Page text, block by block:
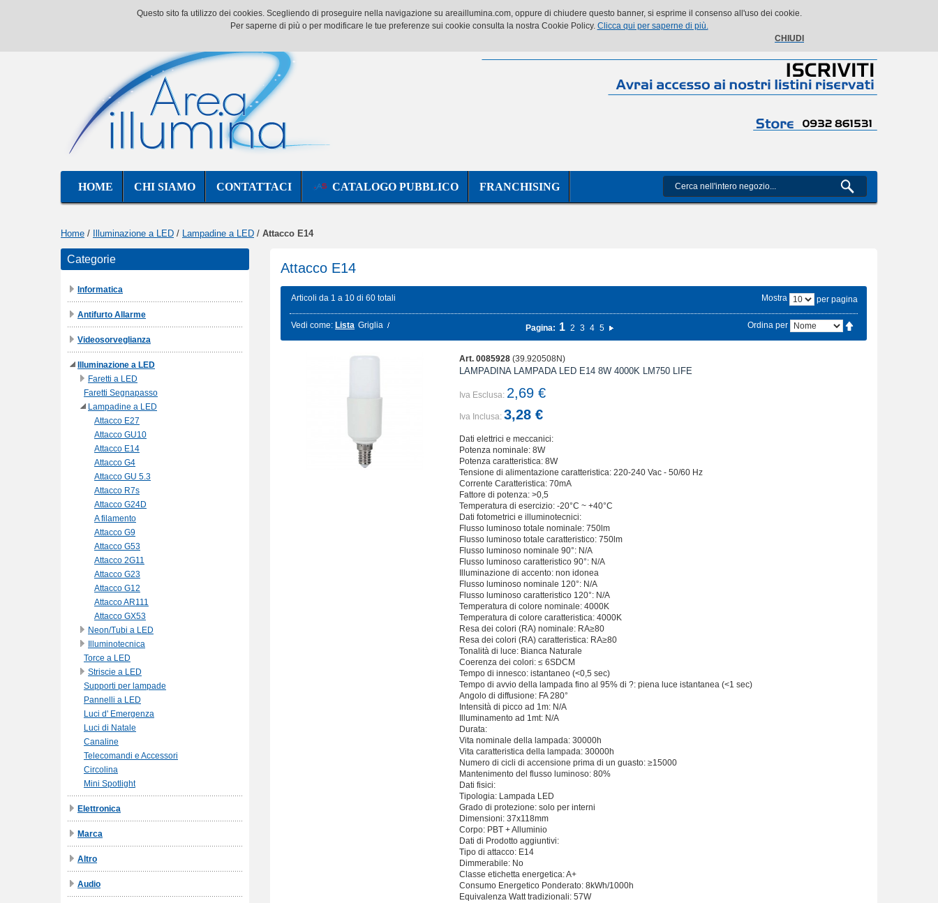
Il mio account Il mio carrello Vai alla Cassa
HOME CHI SIAMO CONTATTACI CATALOGO PUBBLICO FRANCHISING
Home / Illuminazione a LED / Lampadine a LED / Attacco E14
Attacco E14
Articoli da 1 a 10 di 60 totali Mostra per pagina
Vedi come: Lista Griglia Ordina per
Pagina: 1 2 3 4 5
Art. 0085928(39.920508N)
LAMPADINA LAMPADA LED E14 8W 4000K LM750 LIFE
Iva Esclusa: 2,69 €
Iva Inclusa: 3,28 €
Dati elettrici e meccanici:
Potenza nominale: 8W
Potenza caratteristica: 8W
Tensione di alimentazione caratteristica: 220-240 Vac - 50/60 Hz
Corrente Caratteristica: 70mA
Fattore di potenza: >0,5
Temperatura di esercizio: -20°C ~ +40°C
Dati fotometrici e illuminotecnici:
Flusso luminoso totale nominale: 750lm
Flusso luminoso totale caratteristico: 750lm
Flusso luminoso nominale 90°: N/A
Flusso luminoso caratteristico 90°: N/A
Illuminazione di accento: non idonea
Flusso luminoso nominale 120°: N/A
Flusso luminoso caratteristico 120°: N/A
Temperatura di colore nominale: 4000K
Temperatura di colore caratteristica: 4000K
Resa dei colori (RA) nominale: RA≥80
Resa dei colori (RA) caratteristica: RA≥80
Tonalità di luce: Bianca Naturale
Coerenza dei colori: ≤ 6SDCM
Tempo di innesco: istantaneo (<0,5 sec)
Tempo di avvio della lampada fino al 95% di ?: piena luce istantanea (<1 sec)
Angolo di diffusione: FA 280°
Intensità di picco ad 1m: N/A
Illuminamento ad 1mt: N/A
Durata:
Vita nominale della lampada: 30000h
Vita caratteristica della lampada: 30000h
Numero di cicli di accensione prima di un guasto: ≥15000
Mantenimento del flusso luminoso: 80%
Dati fisici:
Tipologia: Lampada LED
Grado di protezione: solo per interni
Dimensioni: 37x118mm
Corpo: PBT + Alluminio
Dati di Prodotto aggiuntivi:
Tipo di attacco: E14
Dimmerabile: No
Classe etichetta energetica: A+
Consumo Energetico Ponderato: 8kWh/1000h
Equivalenza Watt tradizionali: 57W
Categorie
Informatica
Antifurto Allarme
Videosorveglianza
Illuminazione a LED
Faretti a LED
Faretti Segnapasso
Lampadine a LED
Attacco E27
Attacco GU10
Attacco E14
Attacco G4
Attacco GU 5.3
Attacco R7s
Attacco G24D
A filamento
Attacco G9
Attacco G53
Attacco 2G11
Attacco G23
Attacco G12
Attacco AR111
Attacco GX53
Neon/Tubi a LED
Illuminotecnica
Torce a LED
Striscie a LED
Supporti per lampade
Pannelli a LED
Luci d' Emergenza
Luci di Natale
Canaline
Telecomandi e Accessori
Circolina
Mini Spotlight
Elettronica
Marca
Altro
Audio
Questo sito fa utilizzo dei cookies. Scegliendo di proseguire nella navigazione su areaillumina.com, oppure di chiudere questo banner, si esprime il consenso all'uso dei cookie.
Per saperne di più o per modificare le tue preferenze sui cookie consulta la nostra Cookie Policy. Clicca qui per saperne di più.
CHIUDI